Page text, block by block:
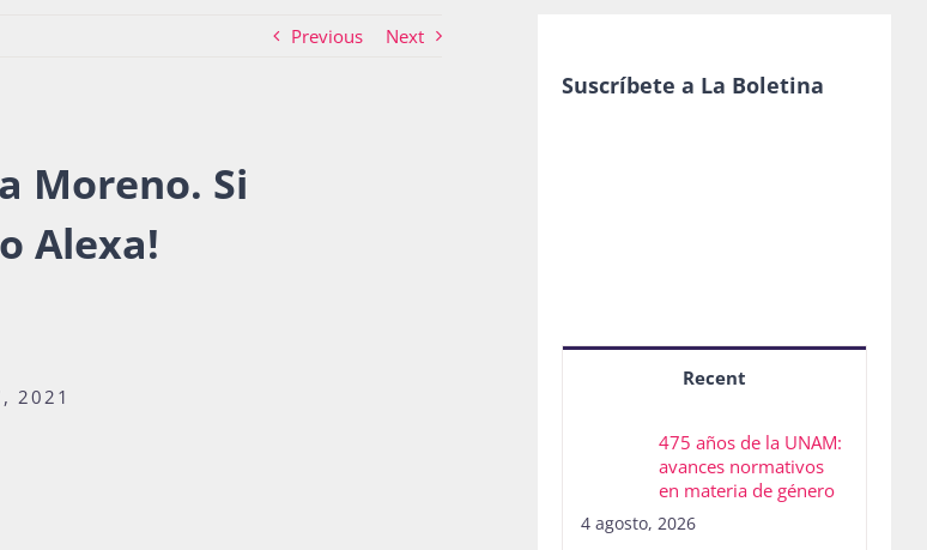
Previous Next
Moreno. Si
Alexa!
2021
Suscríbete a La Boletina
Recent
475 años de la UNAM:
avances normativos
en materia de género
4 agosto, 2026